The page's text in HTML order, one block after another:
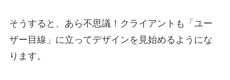
そうすると、あら不思議！クライアントも「ユー
ザー目線」に立ってデザインを見始めるようにな
ります。